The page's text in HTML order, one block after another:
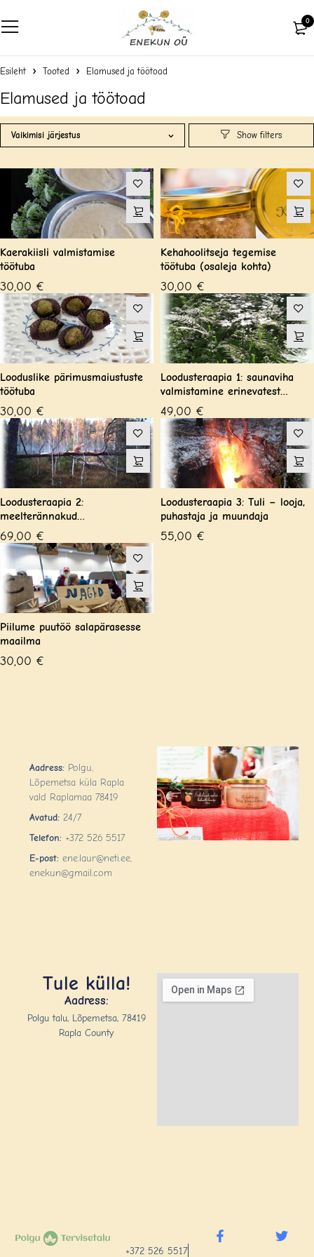
0
Esileht Tooted Elamused ja töötoad
Elamused ja töötoad
Vaikimisi järjestus
Kaerakiisli valmistamise
töötuba
30,00 €
Kehahoolitseja tegemise
töötuba (osaleja kohta)
30,00 €
Looduslike pärimusmaiustuste
töötuba
30,00 €
Loodusteraapia 1: saunaviha
valmistamine erinevatest
taimedest
49,00 €
Loodusteraapia 2:
meelterännakud
loodusterapeudiga /
metsakümblus
69,00 €
Loodusteraapia 3: Tuli – looja,
puhastaja ja muundaja
55,00 €
Piilume puutöö salapärasesse
maailma
30,00 €
Aadress: Polgu,
Lõpemetsa küla Rapla
vald Raplamaa 78419
Avatud: 24/7
Telefon: +372 526 5517
E-post: ene.laur@neti.ee,
enekun@gmail.com
Tule külla!
Aadress:
Polgu talu, Lõpemetsa, 78419
Rapla County
+372 526 5517